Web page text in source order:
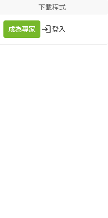
下載程式
成為專家 登入